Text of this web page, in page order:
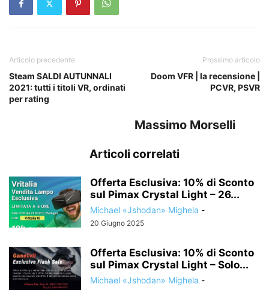
Articolo precedente
Steam SALDI AUTUNNALI
2021: tutti i titoli VR, ordinati
per rating
Prossimo articolo
Doom VFR | la recensione |
PCVR, PSVR
Massimo Morselli
Articoli correlati
Offerta Esclusiva: 10% di Sconto
sul Pimax Crystal Light – 26...
Michael «Jshodan» Mighela -
20 Giugno 2025
Offerta Esclusiva: 10% di Sconto
sul Pimax Crystal Light – Solo...
Michael «Jshodan» Mighela -